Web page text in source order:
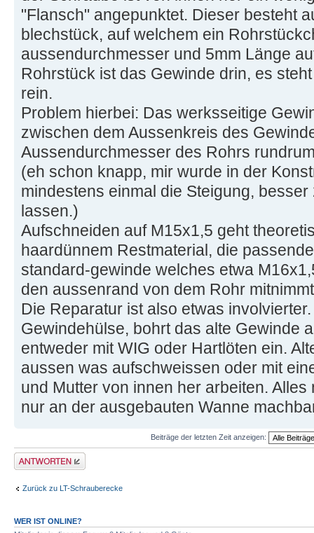
"Flansch" angepunktet. Dieser besteht
blechstück, auf welchem ein
aussendurchmesser und 5mm Länge
Rohrstück ist das Gewinde drin, es
rein.
Problem hierbei: Das werksseitige
zwischen dem Aussenkreis des
Aussendurchmesser des Rohrs
(eh schon knapp, mir wurde in der
mindestens einmal die Steigung,
lassen.)
Aufschneiden auf M15x1,5 geht
haardünnem Restmaterial, die
standard-gewinde welches etwa
den aussenrand von dem Rohr
Die Reparatur ist also etwas
Gewindehülse, bohrt das alte Gewinde
entweder mit WIG oder Hartlöten ein.
aussen was aufschweissen oder mit
und Mutter von innen her arbeiten.
nur an der ausgebauten Wanne
Beiträge der letzten Zeit anzeigen:
Antwort erstellen
Zurück zu LT-Schrauberecke
WER IST ONLINE?